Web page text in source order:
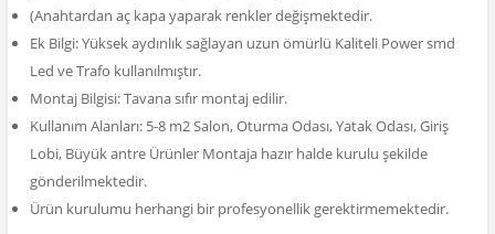
(Anahtardan aç kapa yaparak renkler değişmektedir.
Ek Bilgi: Yüksek aydınlık sağlayan uzun ömürlü Kaliteli Power smd
Led ve Trafo kullanılmıştır.
Montaj Bilgisi: Tavana sıfır montaj edilir.
Kullanım Alanları: 5-8 m2 Salon, Oturma Odası, Yatak Odası, Giriş
Lobi, Büyük antre Ürünler Montaja hazır halde kurulu şekilde
gönderilmektedir.
Ürün kurulumu herhangi bir profesyonellik gerektirmemektedir.